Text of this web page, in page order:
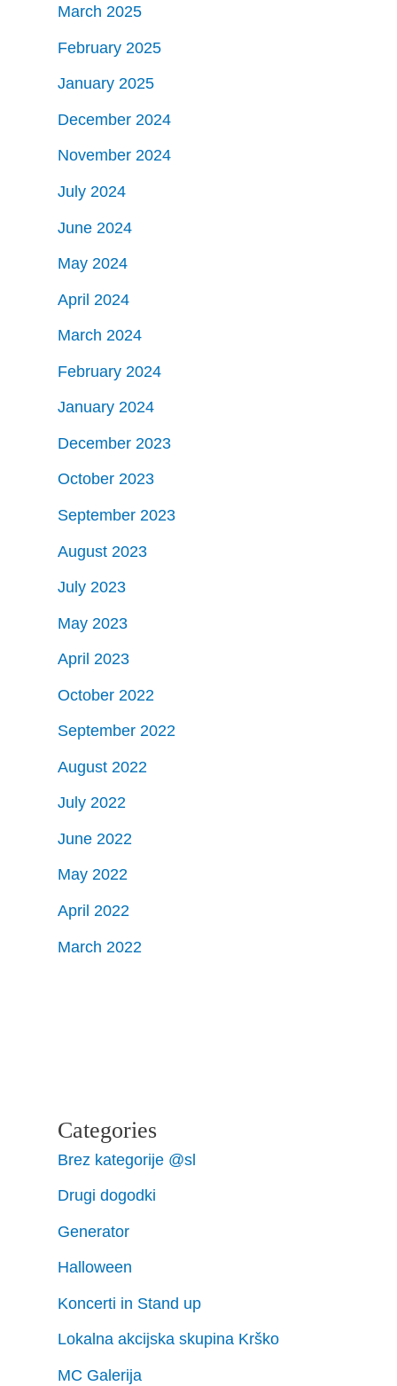
March 2025
February 2025
January 2025
December 2024
November 2024
July 2024
June 2024
May 2024
April 2024
March 2024
February 2024
January 2024
December 2023
October 2023
September 2023
August 2023
July 2023
May 2023
April 2023
October 2022
September 2022
August 2022
July 2022
June 2022
May 2022
April 2022
March 2022
Categories
Brez kategorije @sl
Drugi dogodki
Generator
Halloween
Koncerti in Stand up
Lokalna akcijska skupina Krško
MC Galerija